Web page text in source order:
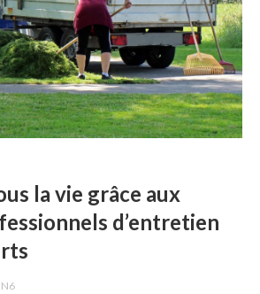
la vie grâce aux
d’entretien